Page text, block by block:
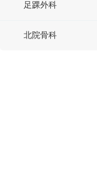
足踝外科
北院骨科